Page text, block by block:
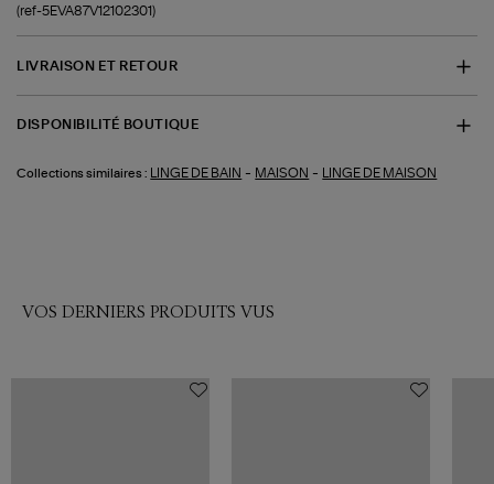
(ref-5EVA87V12102301)
LIVRAISON ET RETOUR
DISPONIBILITÉ BOUTIQUE
Collections similaires : LINGE DE BAIN - MAISON - LINGE DE MAISON
VOS DERNIERS PRODUITS VUS